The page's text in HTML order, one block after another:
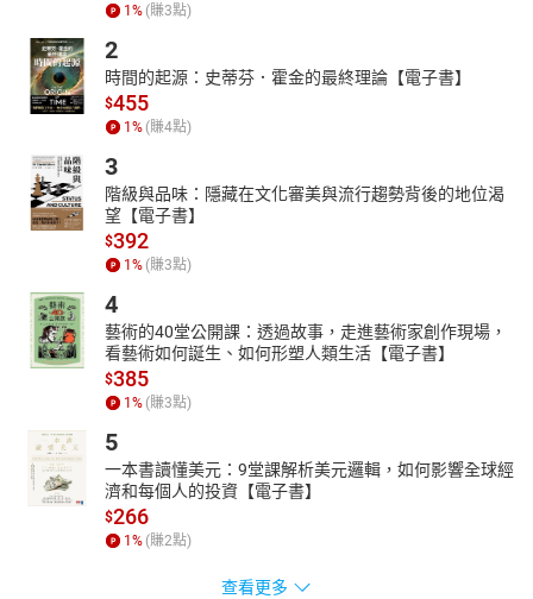
1% (賺3點)
2
時間的起源：史蒂芬．霍金的最終理論【電子書】
$455
1% (賺4點)
3
階級與品味：隱藏在文化審美與流行趨勢背後的地位渴
望【電子書】
$392
1% (賺3點)
4
藝術的40堂公開課：透過故事，走進藝術家創作現場，
看藝術如何誕生、如何形塑人類生活【電子書】
$385
1% (賺3點)
5
一本書讀懂美元：9堂課解析美元邏輯，如何影響全球經
濟和每個人的投資【電子書】
$266
1% (賺2點)
查看更多